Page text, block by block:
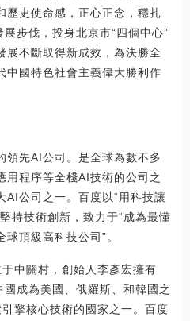
歷史使命感，正心正念，穩扎
步伐，投身北京市“四個中心”
展不斷取得新成效，為決勝全
中國特色社會主義偉大勝利作
領先AI公司。是全球為數不多
用程序等全棧AI技術的公司之
AI公司之一。百度以“用科技讓
持技術創新，致力于“成為最懂
頂級高科技公司”。
中關村，創始人李彥宏擁有
成為美國、俄羅斯、和韓國之
擎核心技術的國家之一。百度